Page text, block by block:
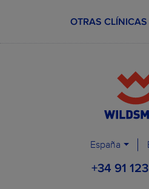
OTRAS
España
+34 91